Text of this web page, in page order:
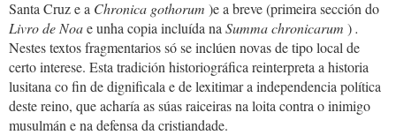
Santa Cruz e a Chronica gothorum )e a breve (primeira sección do
Livro de Noae unha copia incluída na Summa chronicarum ).
Nestes textos fragmentarios só se inclúen novas de tipo local de
certo interese. Esta tradición historiográfica reinterpreta a historia
lusitana co fin de dignificala e de lexitimar a independencia política
deste reino, que acharía as súas raiceiras na loita contra o inimigo
musulmán e na defensa da cristiandade.